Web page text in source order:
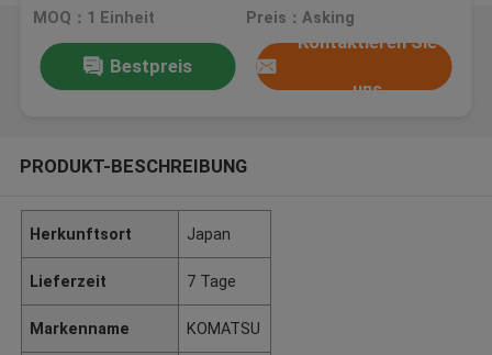
MOQ：1 Einheit Preis：Asking
Bestpreis
Kontaktieren Sie
uns
PRODUKT-BESCHREIBUNG
Herkunftsort Japan
Lieferzeit 7 Tage
Markenname KOMATSU